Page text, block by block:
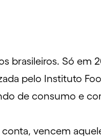
Só em
pelo Instituto
de consumo e
vencem